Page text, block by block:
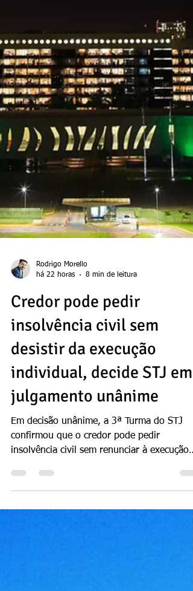
há 22 horas
8 min de leitura
Credor pode pedir
insolvência civil sem
desistir da execução
individual, decide STJ em
julgamento unânime
Em decisão unânime, a 3ª Turma do STJ
confirmou que o credor pode pedir
insolvência civil sem renunciar à execução